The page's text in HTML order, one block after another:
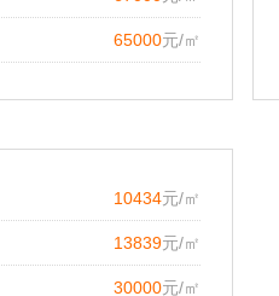
65000元/㎡
10434元/㎡
13839元/㎡
30000元/㎡